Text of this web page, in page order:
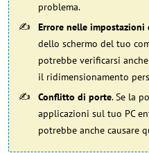
problema.
Errore nelle impostazioni
dello schermo del tuo
potrebbe verificarsi
il ridimensionamento
Conflitto di porte. Se la
applicazioni sul tuo PC
potrebbe anche causare